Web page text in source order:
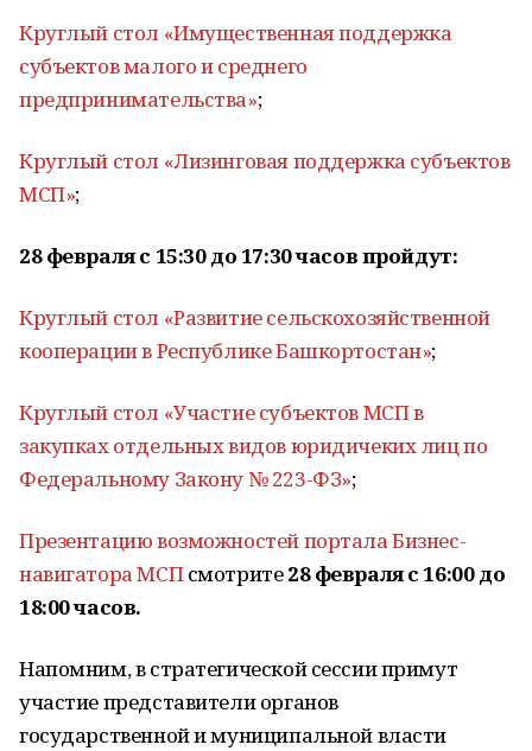
Круглый стол «Имущественная поддержка
субъектов малого и среднего
предпринимательства»;
Круглый стол «Лизинговая поддержка субъектов
МСП»;
28 февраля с 15:30 до 17:30 часов пройдут:
Круглый стол «Развитие сельскохозяйственной
кооперации в Республике Башкортостан»;
Круглый стол «Участие субъектов МСП в
закупках отдельных видов юридичеких лиц по
Федеральному Закону № 223-ФЗ»;
Презентацию возможностей портала Бизнес-
навигатора МСПсмотрите28 февраля с 16:00 до
18:00 часов.
Напомним, в стратегической сессии примут
участие представители органов
государственной и муниципальной власти